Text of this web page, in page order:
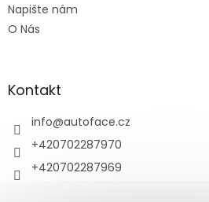
Napište nám
O Nás
Kontakt
info@autoface.cz
+420702287970
+420702287969